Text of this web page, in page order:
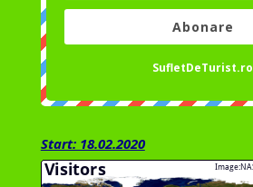
Abonare
SufletDeTurist.ro
Start: 18.02.2020